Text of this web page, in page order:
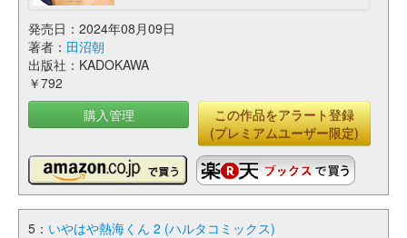
発売日：2024年08月09日
著者： 田沼朝
出版社：KADOKAWA
￥792
購入管理
この作品をアラート登録
(プレミアムユーザー限定)
5： いやはや熱海くん 2 (ハルタコミックス)